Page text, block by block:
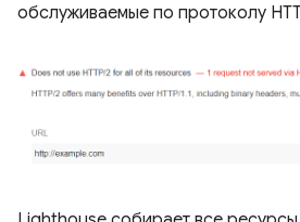
обслуживаемые по протоколу